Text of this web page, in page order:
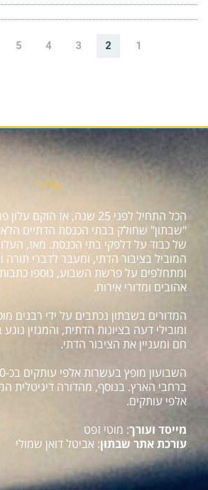
1
2
3
4
5
אודות
הכל התחיל לפני 25 שנה, אז
"שבתון" שחולק בבתי הכנסת הדתיים
של כבוד על דלפקי בתי הכנסת. מאז,
המוביל בציבור הדתי, ומעבר לדברי תורה
ומתחלפים על פרשת השבוע, נוספו כתבות
אהובים ומדורי אירוח.
המדורים בשבתון נכתבים על ידי רבנים
ומובילי דעה בציונות הדתית, והמגזין
חם ומעניין את הציבור הדתי.
ברחבי הארץ. בנוסף, מהדורה דיגיטלית
אלפי עותקים.
מייסד ועורך: מוטי זפט
עורכת אתר שבתון: אביטל דואן שמולי